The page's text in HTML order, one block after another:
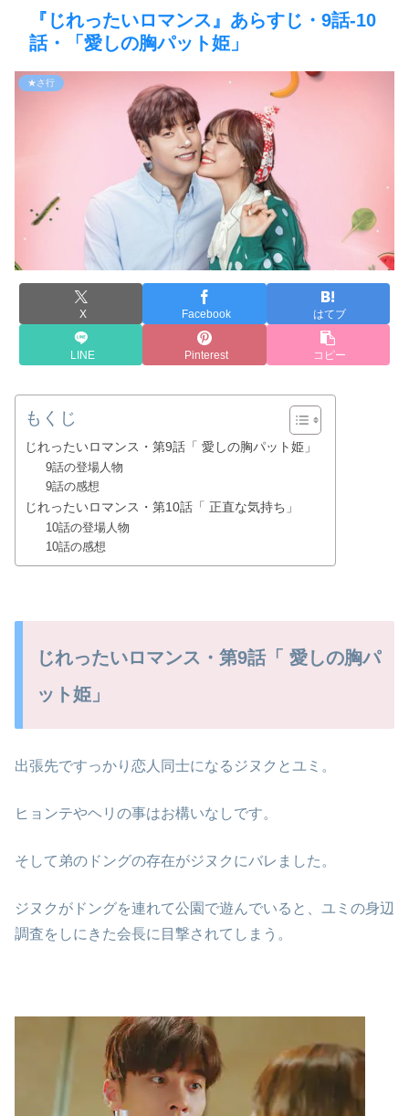
『じれったいロマンス』あらすじ・9話-10
話・「愛しの胸パット姫」
★さ行
X Facebook はてブ
LINE Pinterest コピー
もくじ
じれったいロマンス・第9話「 愛しの胸パット姫」
9話の登場人物
9話の感想
じれったいロマンス・第10話「 正直な気持ち」
10話の登場人物
10話の感想
じれったいロマンス・第9話「 愛しの胸パ
ット姫」
出張先ですっかり恋人同士になるジヌクとユミ。
ヒョンテやヘリの事はお構いなしです。
そして弟のドングの存在がジヌクにバレました。
ジヌクがドングを連れて公園で遊んでいると、ユミの身辺
調査をしにきた会長に目撃されてしまう。